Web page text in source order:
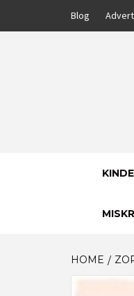
Blog
HOME